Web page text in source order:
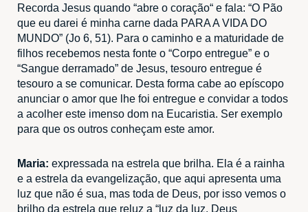
Recorda Jesus quando “abre o coração“ e fala: “O Pão
que eu darei é minha carne dada PARA A VIDA DO
MUNDO” (Jo 6, 51). Para o caminho e a maturidade de
filhos recebemos nesta fonte o “Corpo entregue” e o
“Sangue derramado” de Jesus, tesouro entregue é
tesouro a se comunicar. Desta forma cabe ao epíscopo
anunciar o amor que lhe foi entregue e convidar a todos
a acolher este imenso dom na Eucaristia. Ser exemplo
para que os outros conheçam este amor.
Maria: expressada na estrela que brilha. Ela é a rainha
e a estrela da evangelização, que aqui apresenta uma
luz que não é sua, mas toda de Deus, por isso vemos o
brilho da estrela que reluz a “luz da luz, Deus